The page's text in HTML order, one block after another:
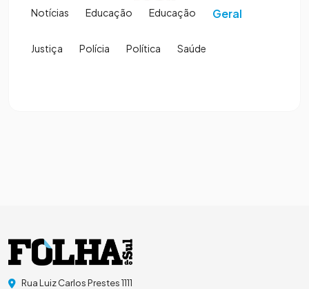
Notícias Educação Educação Geral
Justiça Polícia Política Saúde
Rua Luiz Carlos Prestes 1111